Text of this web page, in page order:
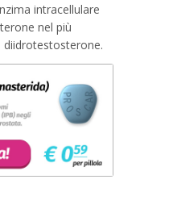
intracellulare
nel più